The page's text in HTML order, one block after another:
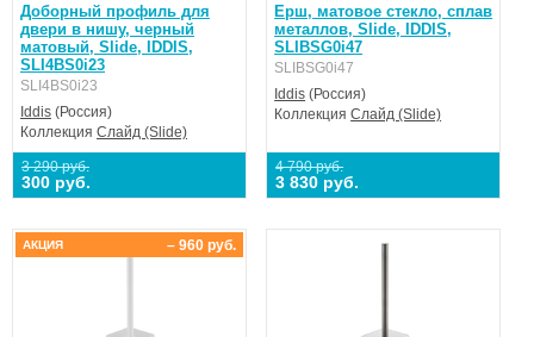
Доборный профиль для
двери в нишу, черный
матовый, Slide, IDDIS,
SLI4BS0i23
SLI4BS0i23
Iddis (Россия)
Коллекция Слайд (Slide)
3 290 руб.
300 руб.
Ерш, матовое стекло, сплав
металлов, Slide, IDDIS,
SLIBSG0i47
SLIBSG0i47
Iddis (Россия)
КоллекцияСлайд (Slide)
4 790 руб.
3 830 руб.
– 960 руб.
АКЦИЯ